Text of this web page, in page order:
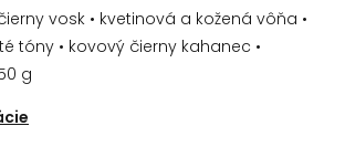
vosk • kvetinová a kožená vôňa •
tóny • kovový čierny kahanec •
g